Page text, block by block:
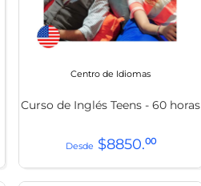
Centro de Idiomas
Curso de Inglés Teens - 60 horas
$8850.00